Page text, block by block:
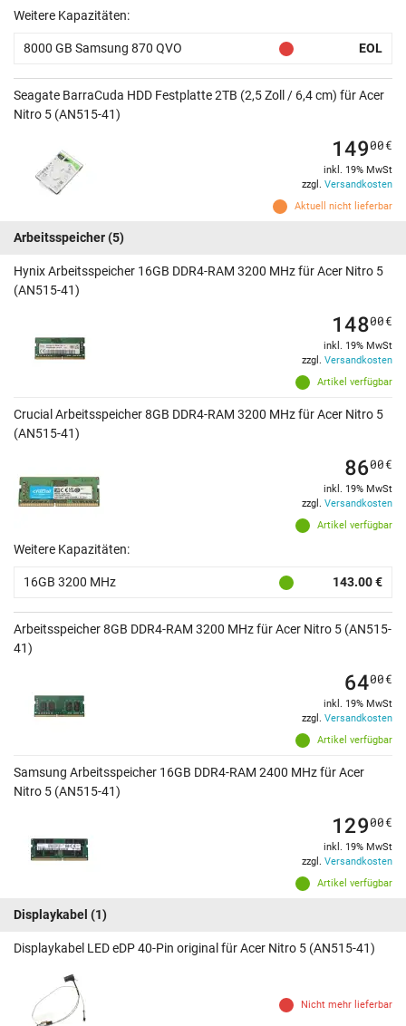
Weitere Kapazitäten:
8000 GB Samsung 870 QVO EOL
Seagate BarraCuda HDD Festplatte 2TB (2,5 Zoll / 6,4 cm) für Acer
Nitro 5 (AN515-41)
Aktuell nicht lieferbar
14900€
inkl. 19% MwSt
zzgl. Versandkosten
Arbeitsspeicher(5)
Hynix Arbeitsspeicher 16GB DDR4-RAM 3200 MHz für Acer Nitro 5
(AN515-41)
Artikel verfügbar
14800€
inkl. 19% MwSt
zzgl. Versandkosten
Crucial Arbeitsspeicher 8GB DDR4-RAM 3200 MHz für Acer Nitro 5
(AN515-41)
Artikel verfügbar
8600€
inkl. 19% MwSt
zzgl. Versandkosten
Weitere Kapazitäten:
16GB 3200 MHz 143.00 €
Arbeitsspeicher 8GB DDR4-RAM 3200 MHz für Acer Nitro 5 (AN515-
41)
Artikel verfügbar
6400€
inkl. 19% MwSt
zzgl. Versandkosten
Samsung Arbeitsspeicher 16GB DDR4-RAM 2400 MHz für Acer
Nitro 5 (AN515-41)
Artikel verfügbar
12900€
inkl. 19% MwSt
zzgl. Versandkosten
Displaykabel (1)
Displaykabel LED eDP 40-Pin original für Acer Nitro 5 (AN515-41)
Nicht mehr lieferbar